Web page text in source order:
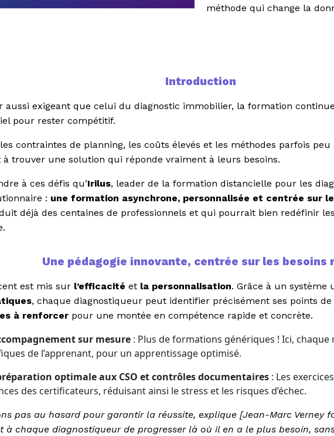
méthode qui change la
Introduction
aussi exigeant que celui du diagnostic immobilier, la formation
pour rester compétitif.
contraintes de planning, les coûts élevés et les méthodes parfois peu
à trouver une solution qui réponde vraiment à leurs besoins.
à ces défis qu’Irilus, leader de la formation distancielle pour les
: une formation asynchrone, personnalisée et centrée sur
déjà des centaines de professionnels et qui pourrait bien redéfinir
Une pédagogie innovante, centrée sur les besoins
est mis sur l’efficacité et la personnalisation. Grâce à un système
, chaque diagnostiqueur peut identifier précisément ses points de
à renforcer pour une montée en compétence rapide et concrète.
sur mesure : Plus de formations génériques ! Ici,
de l’apprenant, pour un apprentissage optimisé.
optimale aux CSO et contrôles documentaires : Les
des certificateurs, réduisant ainsi le stress et les risques d’échec.
pas au hasard pour garantir la réussite, explique [Jean-Marc Verney
à chaque diagnostiqueur de progresser là où il en a le plus besoin,